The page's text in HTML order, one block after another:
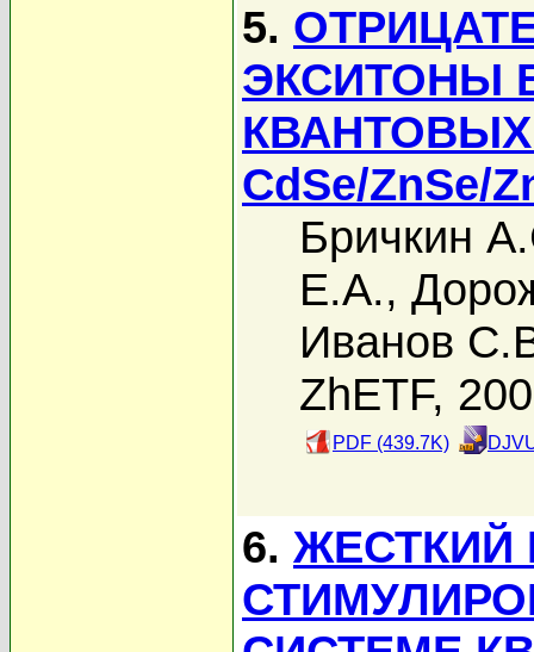
5.
ЭКСИТОНЫ
CdSe/ZnSe/
Бричкин
Е.А.,
Иванов
ZhETF,
PDF (439.7K)
6. ЖЕСТКИЙ